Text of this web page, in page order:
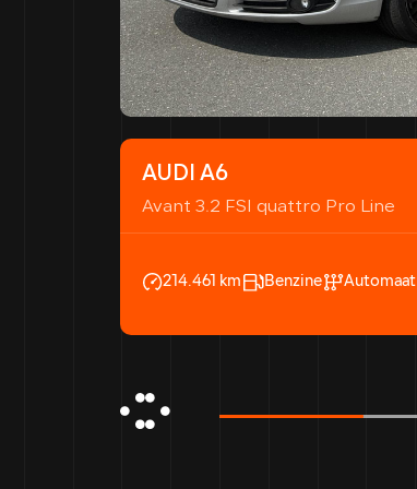
AUDI A6
Avant 3.2 FSI quattro Pro Line
214.461 km Benzine Automaat